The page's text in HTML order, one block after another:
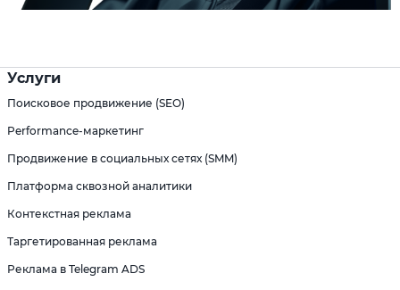
Услуги
Поисковое продвижение (SEO)
Performance-маркетинг
Продвижение в социальных сетях (SMM)
Платформа сквозной аналитики
Контекстная реклама
Таргетированная реклама
Реклама в Telegram ADS